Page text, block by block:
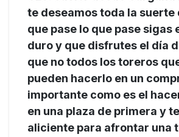
te deseamos toda la suerte
que pase lo que pase sigas
duro y que disfrutes el día
que no todos los toreros
pueden hacerlo en un
importante como es el
en una plaza de primera y
aliciente para afrontar una